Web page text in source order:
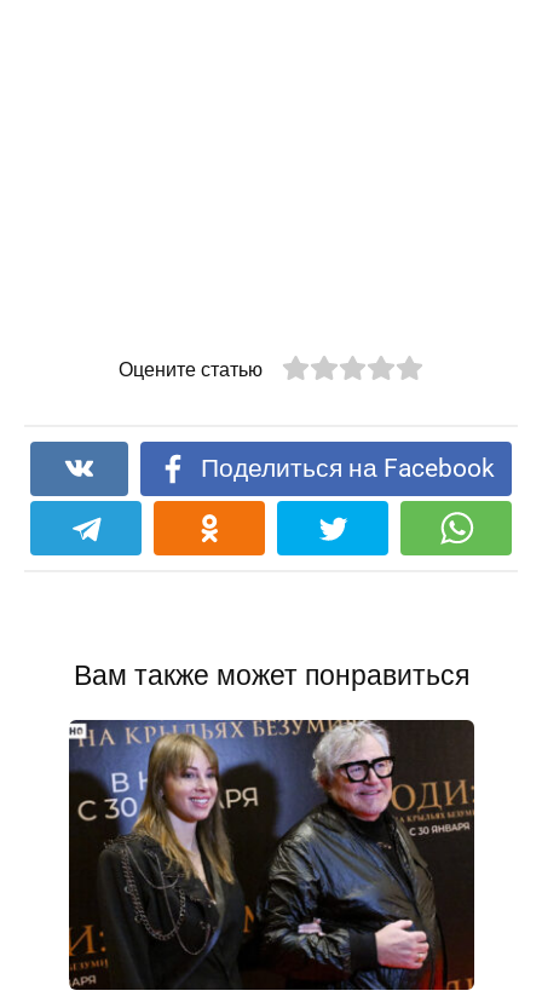
Оцените статью
Поделиться на Facebook
Вам также может понравиться